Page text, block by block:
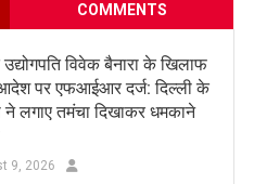
COMMENTS
विवेक बैनारा के खिलाफ
पर एफआईआर दर्ज: दिल्ली के
ने लगाए तमंचा दिखाकर धमकाने
9, 2026